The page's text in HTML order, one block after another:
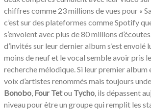
chiffres comme 23 millions de vues pour «
c’est sur des plateformes comme Spotify
s’envolent avec plus de 80 millions
d’invités sur leur dernier album s’est envolé
moins de neuf et le vocal semble avoir pris
recherche mélodique. Si leur premier album
voix d’artistes renommés mais toujours
Bonobo, Four Tetou Tycho, ils dépassent
niveau pour être un groupe qui remplit les